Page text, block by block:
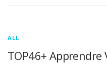
ALL
TOP46+ Apprendre